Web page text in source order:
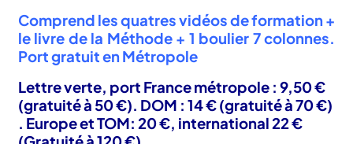
Comprend les quatres vidéos de formation +
le livre de la Méthode + 1 boulier 7 colonnes.
Port gratuit en Métropole
Lettre verte, port France métropole : 9,50 €
(gratuité à 50 €). DOM : 14 € (gratuité à 70 €)
. Europe et TOM: 20 €, international 22 €